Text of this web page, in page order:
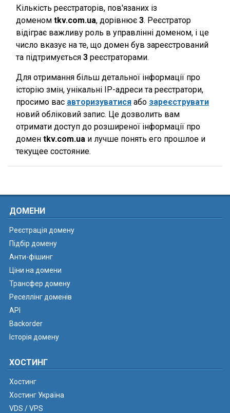
Кількість реєстраторів, пов'язаних із
доменом tkv.com.ua, дорівнює 3. Реєстратор
відіграє важливу роль в управлінні доменом, і це
число вказує на те, що домен був зареєстрований
та підтримується 3 реєстраторами.
Для отримання більш детальної інформації про
історію змін, унікальні IP-адреси та реєстратори,
просимо вас авторизуватися або зареєструвати
новий обліковий запис. Це дозволить вам
отримати доступ до розширеної інформації про
домен tkv.com.ua и лучше понять его прошлое и
текущее состояние.
ДОМЕНИ
Реєстрація домену
Підбір домену
Анти-фішинг
Ціни на домени
Трансфер домену
Реселлінг доменів
API
Backorder
Історія домену
ХОСТИНГ
Хостинг
Хостинг Україна
VDS / VPS